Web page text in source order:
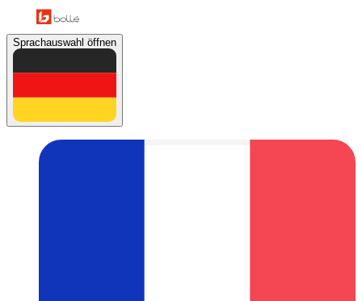
Sprachauswahl öffnen